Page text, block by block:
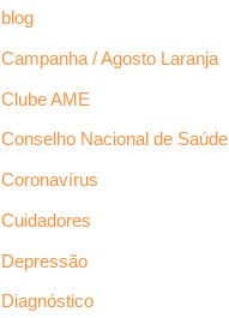
blog
Campanha / Agosto Laranja
Clube AME
Conselho Nacional de Saúde
Coronavírus
Cuidadores
Depressão
Diagnóstico